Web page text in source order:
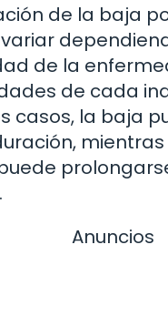
de la baja
de la
de cada
casos, la baja
Anuncios